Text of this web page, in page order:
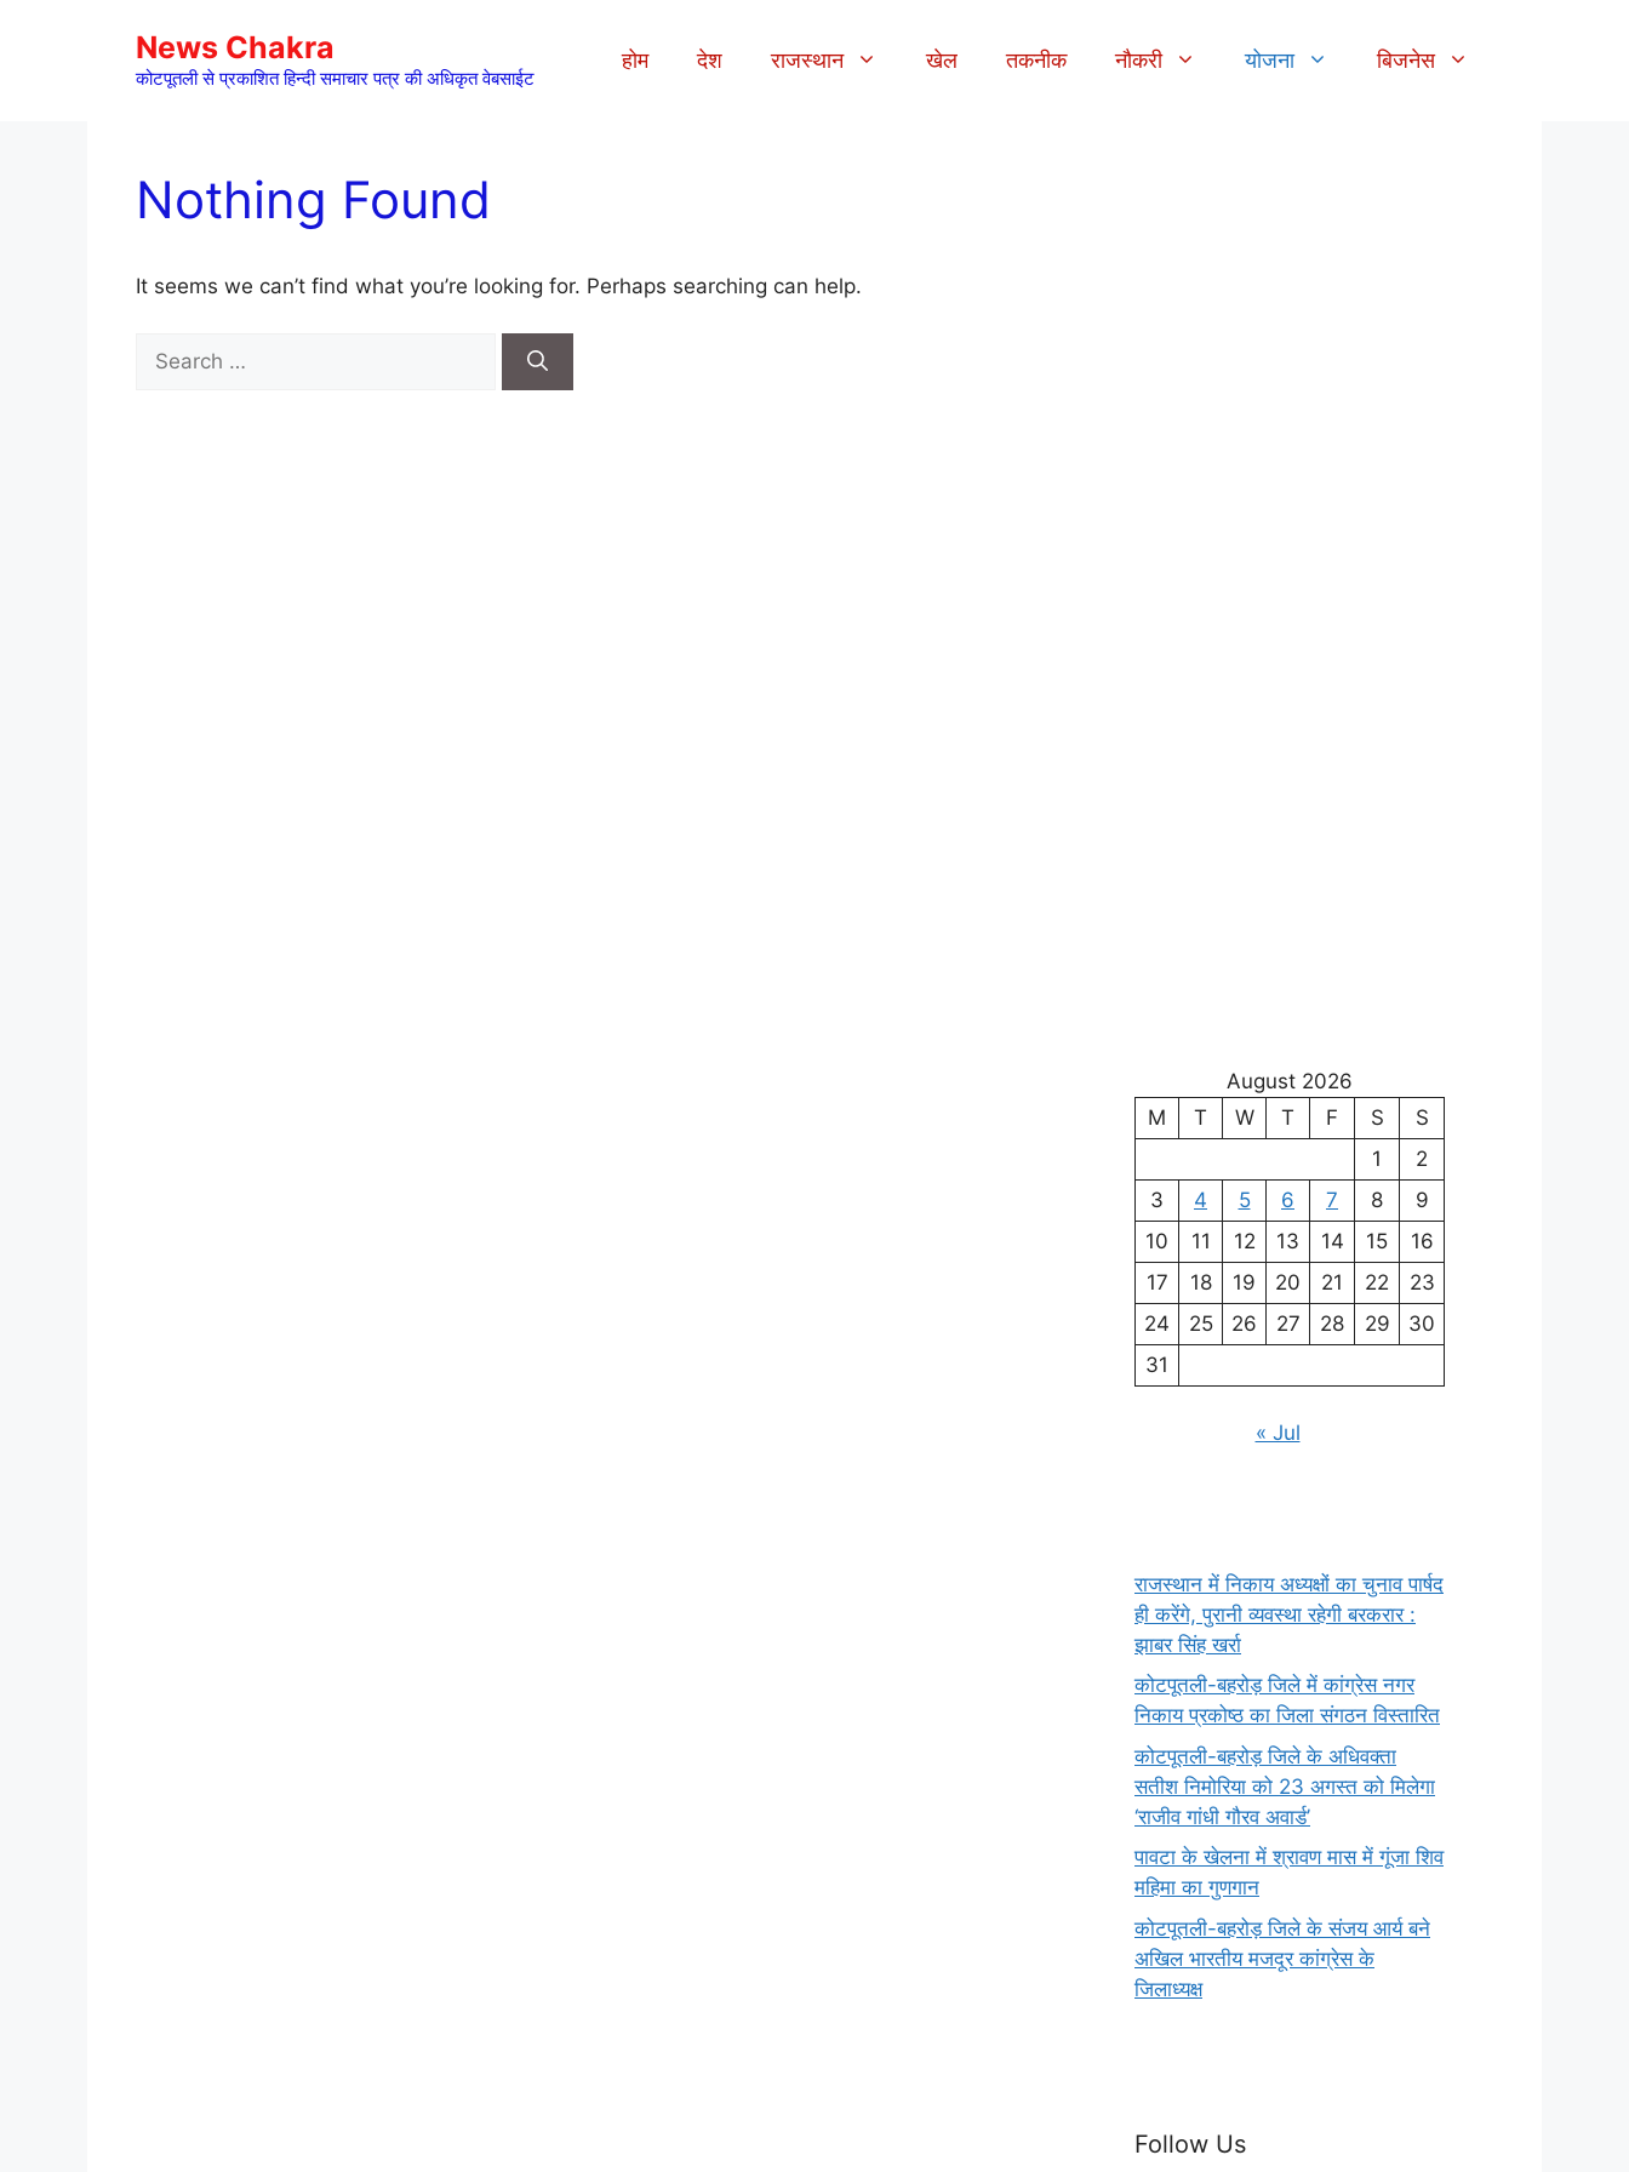
News Chakra
कोटपूतली से प्रकाशित हिन्दी समाचार पत्र की अधिकृत वेबसाईट
होम देश राजस्थान खेल तकनीक नौकरी योजना बिजनेस
Nothing Found
It seems we can’t find what you’re looking for. Perhaps searching can help.
for:
August 2026
M
T W T F S
S
1
2
3
4 5 6 7 8
9
10
11 12 13 14 15
16
17
18 19 20 21 22
23
24
25 26 27 28 29
30
31
« Jul
राजस्थान में निकाय अध्यक्षों का चुनाव पार्षद
ही करेंगे, पुरानी व्यवस्था रहेगी बरकरार :
झाबर सिंह खर्रा
कोटपूतली-बहरोड़ जिले में कांग्रेस नगर
निकाय प्रकोष्ठ का जिला संगठन विस्तारित
कोटपूतली-बहरोड़ जिले के अधिवक्ता
सतीश निमोरिया को 23 अगस्त को मिलेगा
‘राजीव गांधी गौरव अवार्ड’
पावटा के खेलना में श्रावण मास में गूंजा शिव
महिमा का गुणगान
कोटपूतली-बहरोड़ जिले के संजय आर्य बने
अखिल भारतीय मजदूर कांग्रेस के
जिलाध्यक्ष
Follow Us